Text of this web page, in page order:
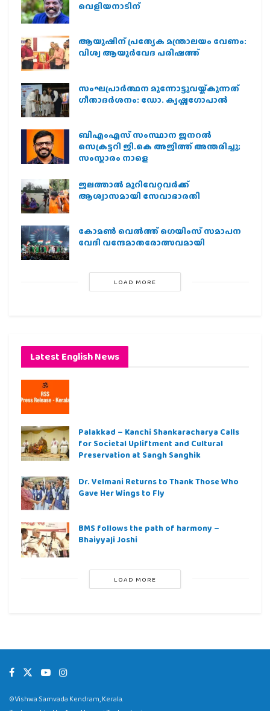
വെളിയനാടിന്
ആയുഷിന് പ്രത്യേക മന്ത്രാലയം വേണം:
വിശ്വ ആയുര്‍വേദ പരിഷത്ത്
സംഘപ്രാര്‍ത്ഥന മുന്നോട്ടുവയ്ക്കുന്നത്
ഗീതാദര്‍ശനം: ഡോ. കൃഷ്ണഗോപാല്‍
ബിഎംഎസ് സംസ്ഥാന ജനറൽ
സെക്രട്ടറി ജി.കെ അജിത്ത് അന്തരിച്ചു;
സംസ്കാരം നാളെ
ജലത്താല്‍ മുറിവേറ്റവര്‍ക്ക്
ആശ്വാസമായി സേവാഭാരതി
കോമൺ വെൽത്ത് ഗെയിംസ് സമാപന
വേദി വന്ദേമാതരോത്സവമായി
LOAD MORE
Latest English News
Palakkad – Kanchi Shankaracharya Calls
for Societal Upliftment and Cultural
Preservation at Sangh Sanghik
Dr. Velmani Returns to Thank Those Who
Gave Her Wings to Fly
BMS follows the path of harmony –
Bhaiyyaji Joshi
LOAD MORE
©Vishwa Samvada Kendram, Kerala.